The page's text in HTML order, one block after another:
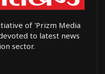
of 'Prizm Media
to latest news
sector.